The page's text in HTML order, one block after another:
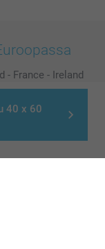
40 x 60
- France - Ireland
- Suisse -
-